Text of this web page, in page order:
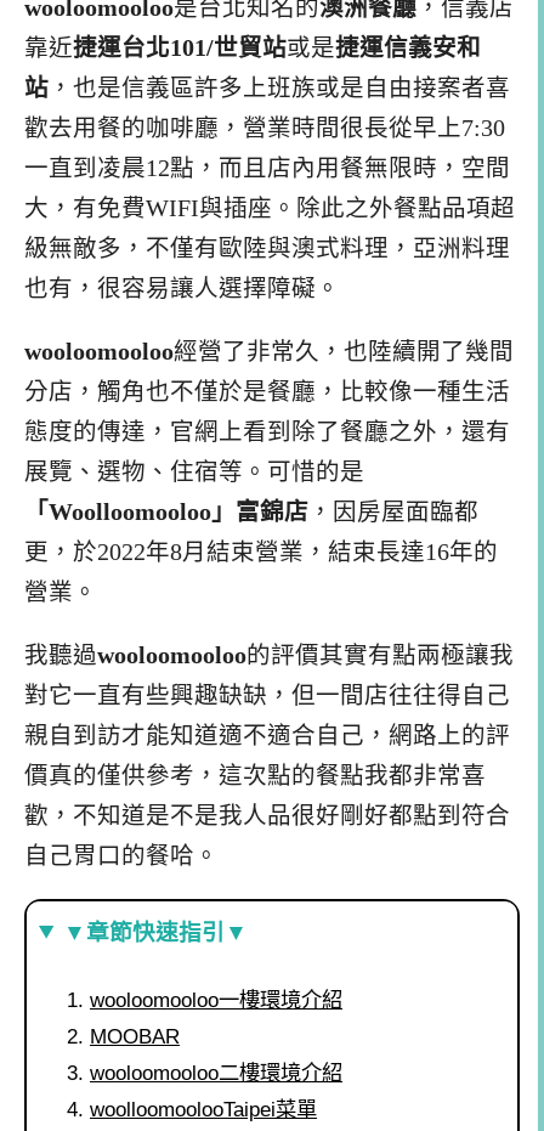
wooloomooloo是台北知名的澳洲餐廳 ，信義店
靠近捷運台北101/世貿站或是捷運信義安和
站 ，也是信義區許多上班族或是自由接案者喜
歡去用餐的咖啡廳，營業時間很長從早上7:30
一直到凌晨12點，而且店內用餐無限時，空間
大，有免費WIFI與插座。除此之外餐點品項超
級無敵多，不僅有歐陸與澳式料理，亞洲料理
也有，很容易讓人選擇障礙。
wooloomooloo經營了非常久，也陸續開了幾間
分店，觸角也不僅於是餐廳，比較像一種生活
態度的傳達，官網上看到除了餐廳之外，還有
展覽、選物、住宿等。可惜的是
「Woolloomooloo」富錦店 ，因房屋面臨都
更，於2022年8月結束營業，結束長達16年的
營業。
我聽過wooloomooloo的評價其實有點兩極讓我
對它一直有些興趣缺缺，但一間店往往得自己
親自到訪才能知道適不適合自己，網路上的評
價真的僅供參考，這次點的餐點我都非常喜
歡，不知道是不是我人品很好剛好都點到符合
自己胃口的餐哈。
▼章節快速指引▼
wooloomooloo一樓環境介紹
MOOBAR
wooloomooloo二樓環境介紹
woolloomoolooTaipei菜單